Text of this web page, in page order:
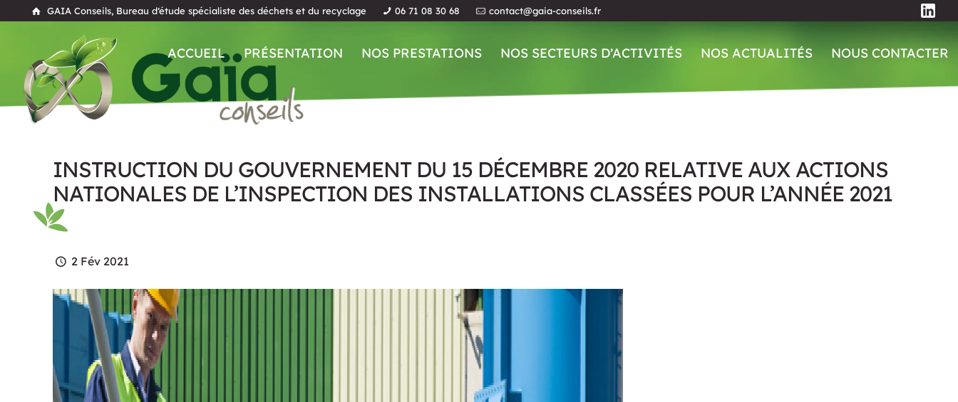
GAIA Conseils, Bureau d’étude spécialiste des déchets et du recyclage 06 71 08 30 68 contact@gaia-conseils.fr
ACCUEIL PRÉSENTATION NOS PRESTATIONS NOS SECTEURS D’ACTIVITÉS NOS ACTUALITÉS NOUS CONTACTER
INSTRUCTION DU GOUVERNEMENT DU 15 DÉCEMBRE 2020 RELATIVE AUX ACTIONS
NATIONALES DE L’INSPECTION DES INSTALLATIONS CLASSÉES POUR L’ANNÉE 2021
2 Fév 2021